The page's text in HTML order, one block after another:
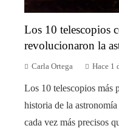
Los 10 telescopios
revolucionaron la
Carla Ortega Hace 1
Los 10 telescopios más
historia de la
cada vez más precisos